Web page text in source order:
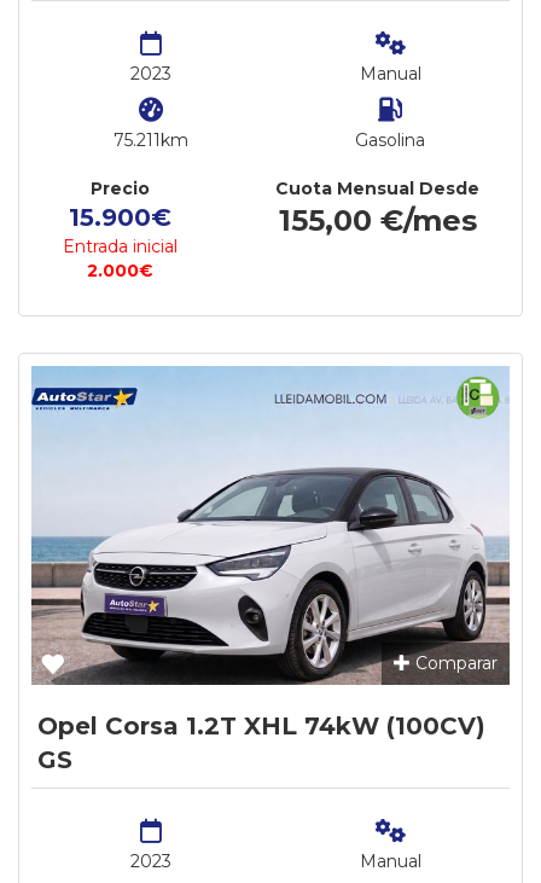
2023
75.211km
Manual
Gasolina
Precio
15.900€
Entrada inicial
2.000€
Cuota Mensual Desde
155,00 €/mes
Comparar
Opel Corsa 1.2T XHL 74kW (100CV)
GS
2023 Manual